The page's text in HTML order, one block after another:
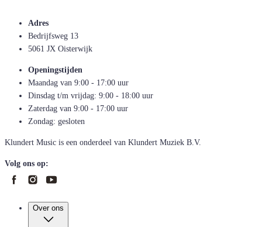
Adres
Bedrijfsweg 13
5061 JX Oisterwijk
Openingstijden
Maandag van 9:00 - 17:00 uur
Dinsdag t/m vrijdag: 9:00 - 18:00 uur
Zaterdag van 9:00 - 17:00 uur
Zondag: gesloten
Klundert Music is een onderdeel van Klundert Muziek B.V.
Volg ons op:
Over ons